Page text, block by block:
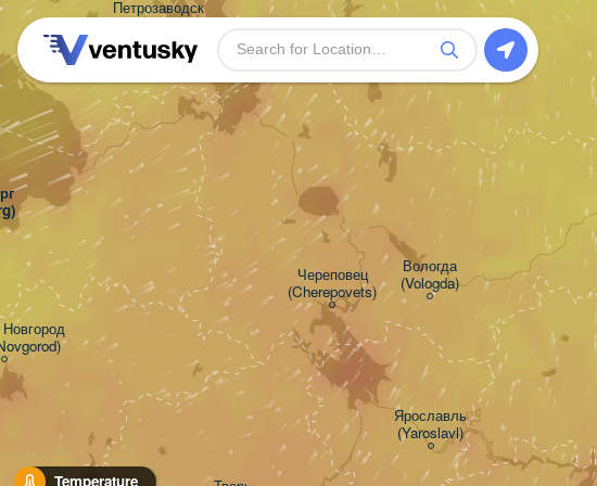
Temperature
Петрозаводск
(Petrozavodsk)
Ярославль
(Yaroslavl)
Череповец
(Cherepovets)
Вологда
(Vologda)